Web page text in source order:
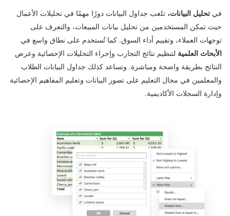
في تحليل البيانات، تلعب جداول البيانات دورًا مهمًا في تحليلات الأعمال
حيث تمكن المستخدمين من تحليل بيانات المبيعات، والتعرف على
توجهات العملاء، وتقييم أداء السوق. كما تُستخدم على نطاق واسع في
الأبحاث العلمية لتنظيم نتائج التجارب وإجراء التحليلات الإحصائية وعرض
النتائج بطريقة واضحة ومباشرة. وتساعد كذلك جداول البيانات الطلاب
والمعلمين في مجال التعليم على تصور البيانات وتعليم المفاهيم الإحصائية
وإدارة السجلات الأكاديمية.